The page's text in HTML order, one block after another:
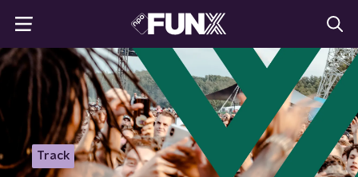
Track